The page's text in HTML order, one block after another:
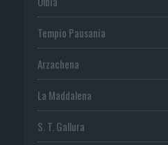
Tempio Pausania
Arzachena
La Maddalena
S. T. Gallura